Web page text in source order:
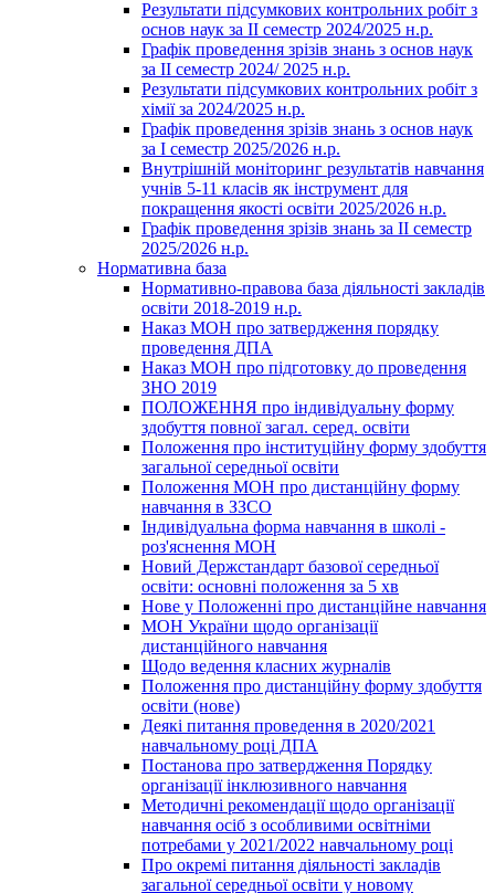
Результати підсумкових контрольних робіт з
основ наук за ІІ семестр 2024/2025 н.р.
Графік проведення зрізів знань з основ наук
за ІІ семестр 2024/ 2025 н.р.
Результати підсумкових контрольних робіт з
хімії за 2024/2025 н.р.
Графік проведення зрізів знань з основ наук
за І семестр 2025/2026 н.р.
Внутрішній моніторинг результатів навчання
учнів 5-11 класів як інструмент для
покращення якості освіти 2025/2026 н.р.
Графік проведення зрізів знань за ІІ семестр
2025/2026 н.р.
Нормативна база
Нормативно-правова база діяльності закладів
освіти 2018-2019 н.р.
Наказ МОН про затвердження порядку
проведення ДПА
Наказ МОН про підготовку до проведення
ЗНО 2019
ПОЛОЖЕННЯ про індивідуальну форму
здобуття повної загал. серед. освіти
Положення про інституційну форму здобуття
загальної середньої освіти
Положення МОН про дистанційну форму
навчання в ЗЗСО
Індивідуальна форма навчання в школі -
роз'яснення МОН
Новий Держстандарт базової середньої
освіти: основні положення за 5 хв
Нове у Положенні про дистанційне навчання
МОН України щодо організації
дистанційного навчання
Щодо ведення класних журналів
Положення про дистанційну форму здобуття
освіти (нове)
Деякі питання проведення в 2020/2021
навчальному році ДПА
Постанова про затвердження Порядку
організації інклюзивного навчання
Методичні рекомендації щодо організації
навчання осіб з особливими освітніми
потребами у 2021/2022 навчальному році
Про окремі питання діяльності закладів
загальної середньої освіти у новому